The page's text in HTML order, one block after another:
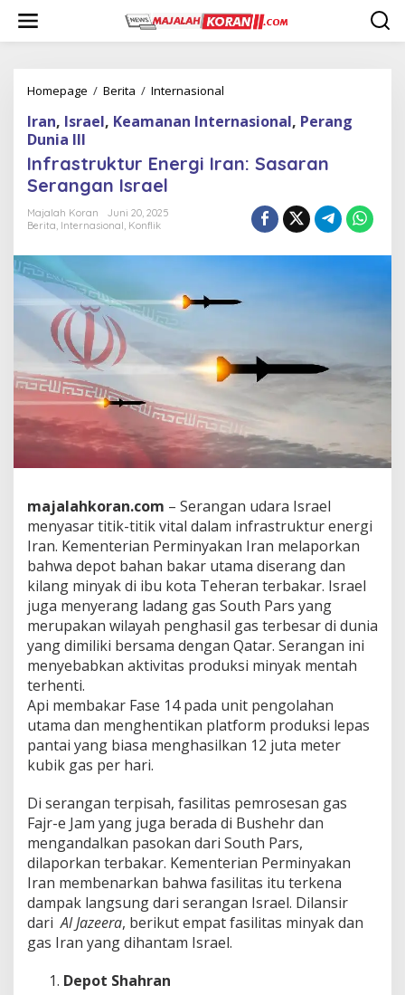
w
Homepage / Berita / Internasional
f
s
t
E
r
g
i
r
a
n
:
s
a
r
a
n
S
e
r
a
n
n
I
s
l
Iran, Israel, Keamanan Internasional, Perang
Dunia III
Infrastruktur Energi Iran: Sasaran
Serangan Israel
Majalah Koran
Juni 20, 2025
Berita, Internasional, Konflik
majalahkoran.com – Serangan udara Israel
menyasar titik-titik vital dalam infrastruktur energi
Iran. Kementerian Perminyakan Iran melaporkan
bahwa depot bahan bakar utama diserang dan
kilang minyak di ibu kota Teheran terbakar. Israel
juga menyerang ladang gas South Pars yang
merupakan wilayah penghasil gas terbesar di dunia
yang dimiliki bersama dengan Qatar. Serangan ini
menyebabkan aktivitas produksi minyak mentah
terhenti.
Api membakar Fase 14 pada unit pengolahan
utama dan menghentikan platform produksi lepas
pantai yang biasa menghasilkan 12 juta meter
kubik gas per hari.
Di serangan terpisah, fasilitas pemrosesan gas
Fajr-e Jam yang juga berada di Bushehr dan
mengandalkan pasokan dari South Pars,
dilaporkan terbakar. Kementerian Perminyakan
Iran membenarkan bahwa fasilitas itu terkena
dampak langsung dari serangan Israel. Dilansir
dariAl Jazeera, berikut empat fasilitas minyak dan
gas Iran yang dihantam Israel.
Depot Shahran